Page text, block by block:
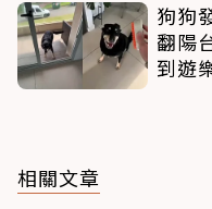
狗狗
翻陽
到遊
相關文章